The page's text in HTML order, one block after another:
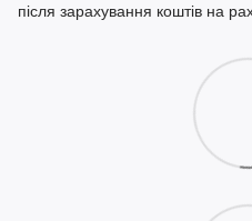
після зарахування коштів на